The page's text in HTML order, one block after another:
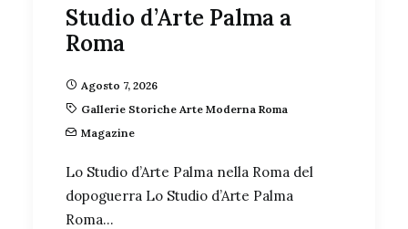
Studio d’Arte Palma a
Roma
Agosto 7, 2026
Gallerie Storiche Arte Moderna Roma
Magazine
Lo Studio d’Arte Palma nella Roma del
dopoguerra Lo Studio d’Arte Palma
Roma…